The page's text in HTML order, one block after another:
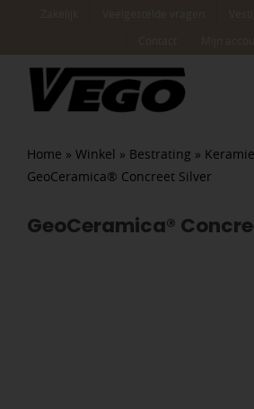
Home » Winkel » Bestrating »
GeoCeramica® Concreet Silver
GeoCeramica®